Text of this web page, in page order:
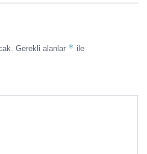
Gerekli alanlar * ile